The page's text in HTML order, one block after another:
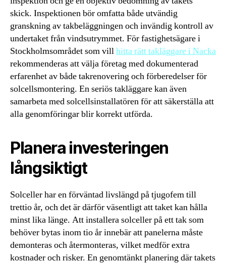
skick. Inspektionen bör omfatta både utvändig
granskning av takbeläggningen och invändig kontroll av
undertaket från vindsutrymmet. För fastighetsägare i
Stockholmsområdet som villhitta rätt takläggare i Nacka
rekommenderas att välja företag med dokumenterad
erfarenhet av både takrenovering och förberedelser för
solcellsmontering. En seriös takläggare kan även
samarbeta med solcellsinstallatören för att säkerställa att
alla genomföringar blir korrekt utförda.
Planera investeringen
långsiktigt
Solceller har en förväntad livslängd på tjugofem till
trettio år, och det är därför väsentligt att taket kan hålla
minst lika länge. Att installera solceller på ett tak som
behöver bytas inom tio år innebär att panelerna måste
demonteras och återmonteras, vilket medför extra
kostnader och risker. En genomtänkt planering där takets